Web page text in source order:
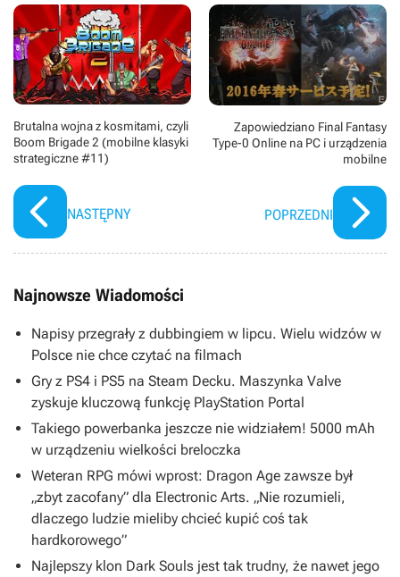
Brutalna wojna z kosmitami, czyli
Boom Brigade 2 (mobilne klasyki
strategiczne #11)
NASTĘPNY
Zapowiedziano Final Fantasy
Type-0 Online na PC i urządzenia
mobilne
POPRZEDNI
Najnowsze Wiadomości
Napisy przegrały z dubbingiem w lipcu. Wielu widzów w
Polsce nie chce czytać na filmach
Gry z PS4 i PS5 na Steam Decku. Maszynka Valve
zyskuje kluczową funkcję PlayStation Portal
Takiego powerbanka jeszcze nie widziałem! 5000 mAh
w urządzeniu wielkości breloczka
Weteran RPG mówi wprost: Dragon Age zawsze był
„zbyt zacofany” dla Electronic Arts. „Nie rozumieli,
dlaczego ludzie mieliby chcieć kupić coś tak
hardkorowego”
Najlepszy klon Dark Souls jest tak trudny, że nawet jego